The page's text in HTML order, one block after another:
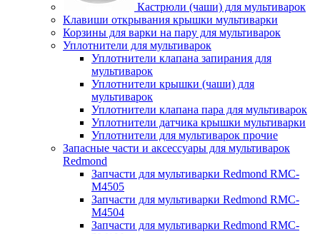
Кастрюли (чаши) для мультиварок
Клавиши открывания крышки мультиварки
Корзины для варки на пару для мультиварок
Уплотнители для мультиварок
Уплотнители клапана запирания для
мультиварок
Уплотнители крышки (чаши) для
мультиварок
Уплотнители клапана пара для мультиварок
Уплотнители датчика крышки мультиварки
Уплотнители для мультиварок прочие
Запасные части и аксессуары для мультиварок
Redmond
Запчасти для мультиварки Redmond RMC-
M4505
Запчасти для мультиварки Redmond RMC-
M4504
Запчасти для мультиварки Redmond RMC-